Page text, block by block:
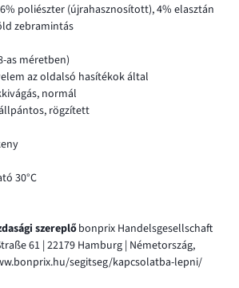
poliészter (újrahasznosított), 4% elasztán
zebramintás
as méretben)
az oldalsó hasítékok által
normál
rögzített
30°C
szereplőbonprix Handelsgesellschaft
61 | 22179 Hamburg | Németország,
segitseg/kapcsolatba-lepni/